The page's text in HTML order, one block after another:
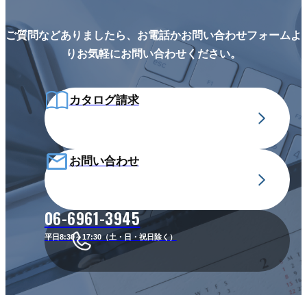
ご質問などありましたら、お電話かお問い合わせフォームよ
りお気軽にお問い合わせください。
カタログ請求
お問い合わせ
06-6961-3945
平日8:30～17:30（土・日・祝日除く）